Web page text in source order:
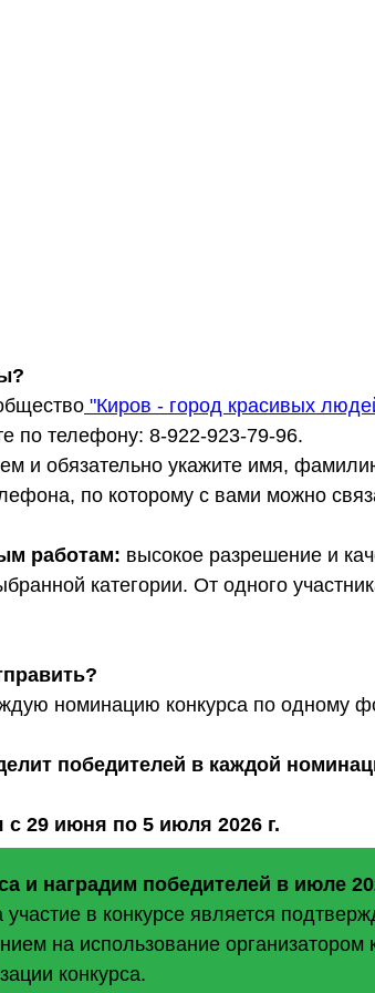
"Киров - город красивых
по телефону: 8-922-923-79-96.
и обязательно укажите имя,
по которому с вами можно
работам: высокое разрешение и
категории. От одного
номинацию конкурса по одному
победителей в каждой
с 29 июня по 5 июля 2026 г.
и наградим победителей в июле
в конкурсе является
на использование организатором
конкурса.